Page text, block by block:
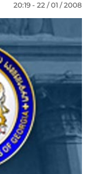
20:19 - 22 / 01 / 2008